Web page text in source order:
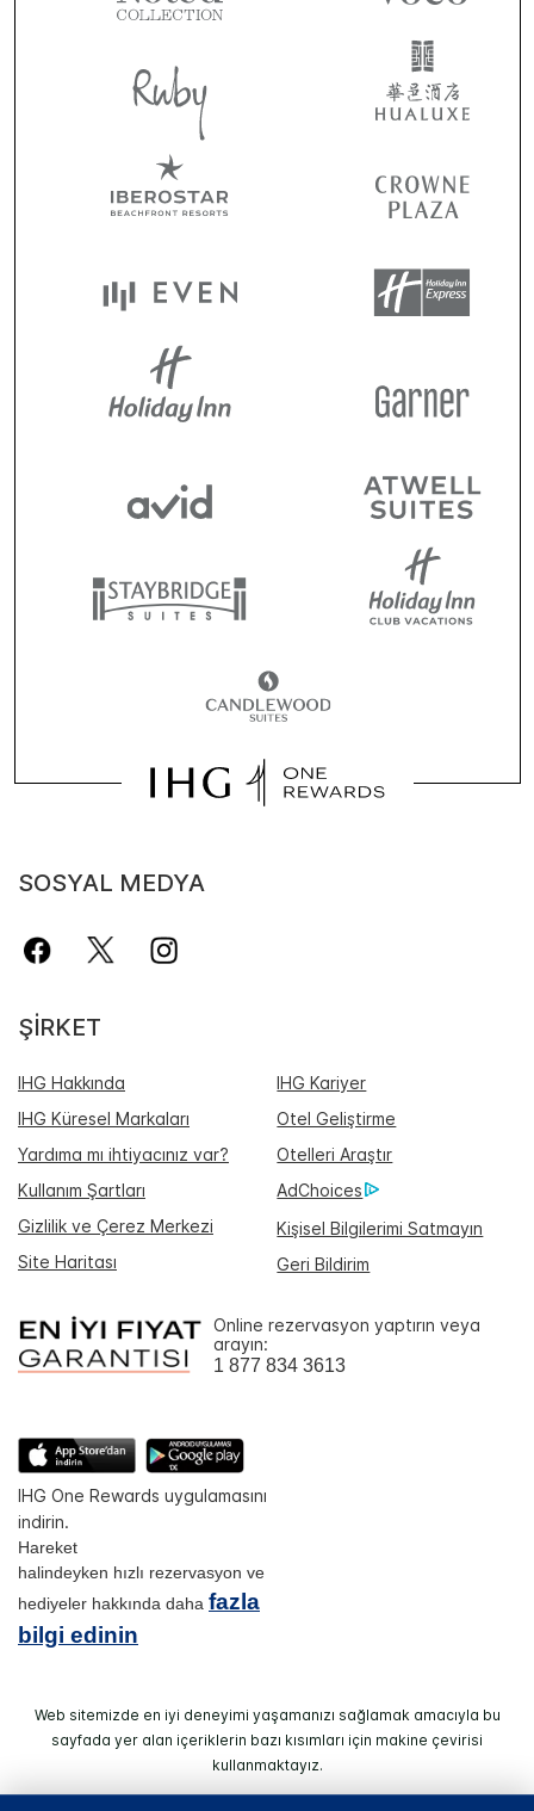
SOSYAL MEDYA
ŞIRKET
IHG Hakkında
IHG Kariyer
IHG Küresel Markaları
Otel Geliştirme
Yardıma mı ihtiyacınız var?
Otelleri Araştır
Kullanım Şartları
AdChoices
Gizlilik ve Çerez Merkezi
Kişisel Bilgilerimi Satmayın
Site Haritası
Geri Bildirim
Online rezervasyon yaptırın veya
arayın:
1 877 834 3613
IHG One Rewards uygulamasını
indirin.
Hareket
halindeyken hızlı rezervasyon ve
hediyeler hakkında daha fazla
bilgi edinin
Web sitemizde en iyi deneyimi yaşamanızı sağlamak amacıyla bu
sayfada yer alan içeriklerin bazı kısımları için makine çevirisi
kullanmaktayız.